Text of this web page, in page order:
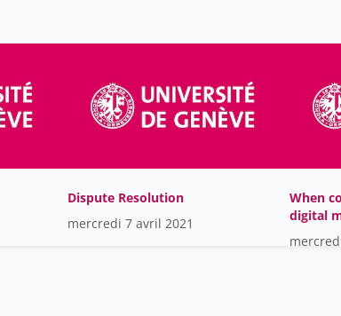
Dispute Resolution
mercredi 7 avril 2021
When
digital